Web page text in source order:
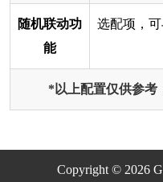
随机联动功
能
选配项，
*以上配置仅供参考
Copyright © 2026